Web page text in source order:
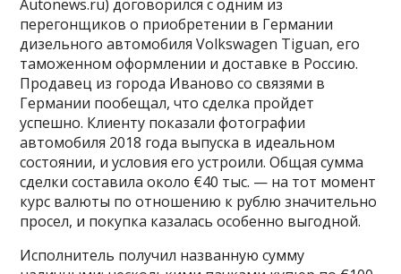
Autonews.ru) договорился с одним из
перегонщиков о приобретении в Германии
дизельного автомобиля Volkswagen Tiguan, его
таможенном оформлении и доставке в Россию.
Продавец из города Иваново со связями в
Германии пообещал, что сделка пройдет
успешно. Клиенту показали фотографии
автомобиля 2018 года выпуска в идеальном
состоянии, и условия его устроили. Общая сумма
сделки составила около €40 тыс. — на тот момент
курс валюты по отношению к рублю значительно
просел, и покупка казалась особенно выгодной.
Исполнитель получил названную сумму